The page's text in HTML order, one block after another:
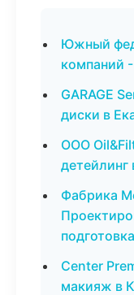
Южный
компаний
GARAGE
диски в
ООО
детейлинг
Фабрика
Center
макияж в